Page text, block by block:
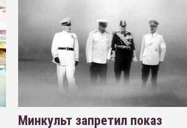
Минкульт запретил показ